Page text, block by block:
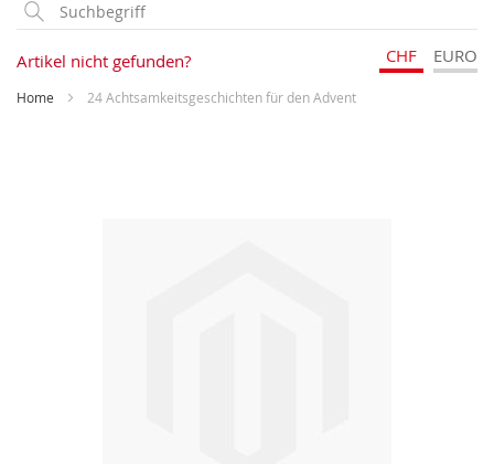
Artikel nicht gefunden? CHF EURO
Home 24 Achtsamkeitsgeschichten für den Advent